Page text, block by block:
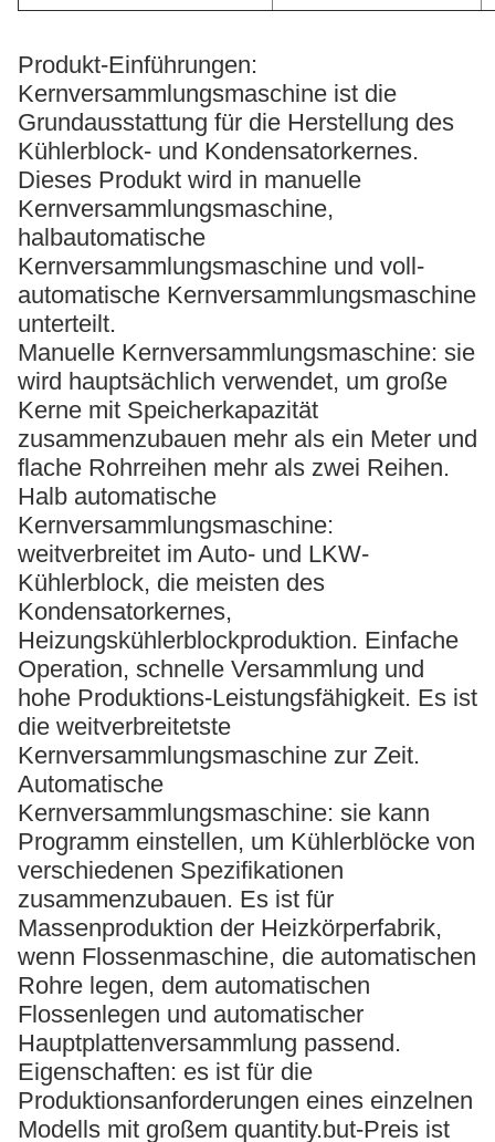
Produkt-Einführungen:
Kernversammlungsmaschine ist die
Grundausstattung für die Herstellung des
Kühlerblock- und Kondensatorkernes.
Dieses Produkt wird in manuelle
Kernversammlungsmaschine,
halbautomatische
Kernversammlungsmaschine und voll-
automatische Kernversammlungsmaschine
unterteilt.
Manuelle Kernversammlungsmaschine: sie
wird hauptsächlich verwendet, um große
Kerne mit Speicherkapazität
zusammenzubauen mehr als ein Meter und
flache Rohrreihen mehr als zwei Reihen.
Halb automatische
Kernversammlungsmaschine:
weitverbreitet im Auto- und LKW-
Kühlerblock, die meisten des
Kondensatorkernes,
Heizungskühlerblockproduktion. Einfache
Operation, schnelle Versammlung und
hohe Produktions-Leistungsfähigkeit. Es ist
die weitverbreitetste
Kernversammlungsmaschine zur Zeit.
Automatische
Kernversammlungsmaschine: sie kann
Programm einstellen, um Kühlerblöcke von
verschiedenen Spezifikationen
zusammenzubauen. Es ist für
Massenproduktion der Heizkörperfabrik,
wenn Flossenmaschine, die automatischen
Rohre legen, dem automatischen
Flossenlegen und automatischer
Hauptplattenversammlung passend.
Eigenschaften: es ist für die
Produktionsanforderungen eines einzelnen
Modells mit großem quantity.but-Preis ist